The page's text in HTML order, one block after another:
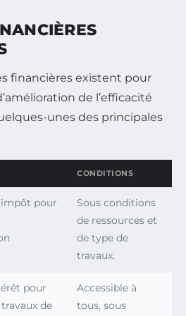
financières existent pour
de l’efficacité
unes des principales
CONDITIONS
pour
Sous conditions
de ressources et
de type de
travaux.
pour
de
Accessible à
tous, sous